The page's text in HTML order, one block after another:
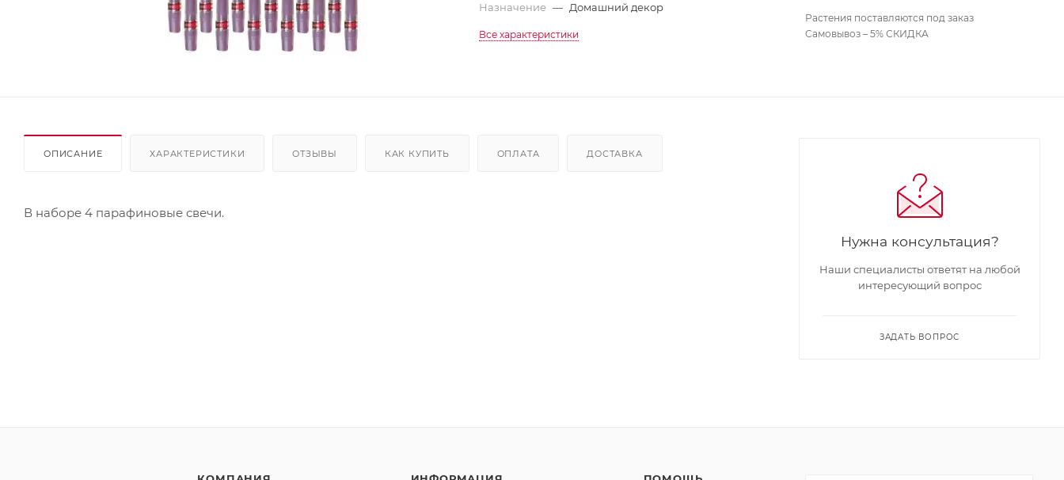
Назначение — Домашний декор
Все характеристики
Растения поставляются под заказ
Самовывоз – 5% СКИДКА
ОПИСАНИЕ ХАРАКТЕРИСТИКИ ОТЗЫВЫ КАК КУПИТЬ ОПЛАТА ДОСТАВКА
В наборе 4 парафиновые свечи.
Нужна консультация?
Наши специалисты ответят на любой
интересующий вопрос
ЗАДАТЬ ВОПРОС